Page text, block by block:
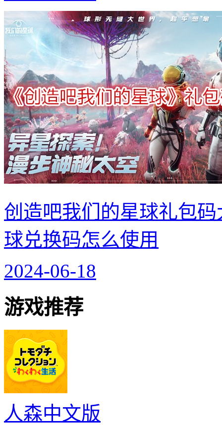
创造吧我们的星球礼包
球兑换码怎么使用
2024-06-18
游戏推荐
人森中文版